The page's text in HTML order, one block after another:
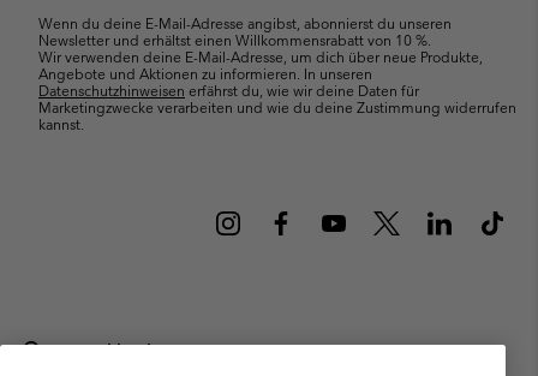
Wenn du deine E-Mail-Adresse angibst, abonnierst du unseren
Newsletter und erhältst einen Willkommensrabatt von 10 %.
Wir verwenden deine E-Mail-Adresse, um dich über neue Produkte,
Angebote und Aktionen zu informieren. In unseren
Datenschutzhinweisen erfährst du, wie wir deine Daten für
Marketingzwecke verarbeiten und wie du deine Zustimmung widerrufen
kannst.
Deutschland